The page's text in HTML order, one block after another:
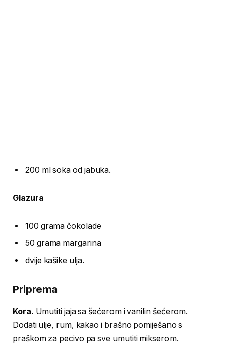
200 ml soka od jabuka.
Glazura
100 grama čokolade
50 grama margarina
dvije kašike ulja.
Priprema
Kora. Umutiti jaja sa šećerom i vanilin šećerom.
Dodati ulje, rum, kakao i brašno pomiješano s
praškom za pecivo pa sve umutiti mikserom.